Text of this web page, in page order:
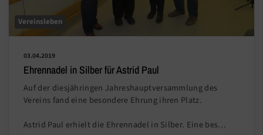
Vereinsleben
03.04.2019
Ehrennadel in Silber für Astrid Paul
Auf der diesjähringen Jahreshauptversammlung des
Vereins fand eine besondere Ehrung ihren Platz.
Astrid Paul erhielt die Ehrennadel in Silber. Eine bes…